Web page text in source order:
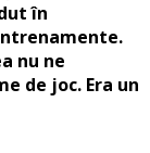
în
nu ne
de joc. Era un